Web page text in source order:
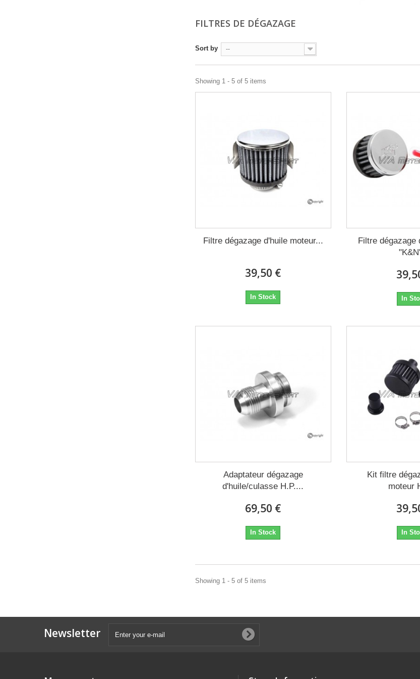
FILTRES DE DÉGAZAGE
Sort by --
Showing 1 - 5 of 5 items
Filtre dégazage d'huile moteur...
39,50 €
In Stock
Filtre dégazage
In
Adaptateur dégazage
d'huile/culasse H.P....
69,50 €
In Stock
Kit filtre
moteur
In
Showing 1 - 5 of 5 items
Newsletter